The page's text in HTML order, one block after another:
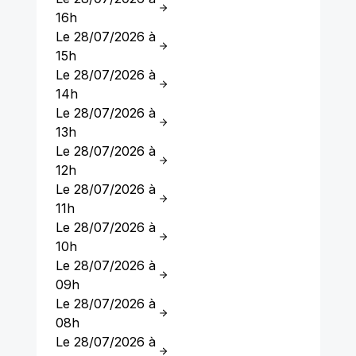
16h
Le 28/07/2026 à
15h
Le 28/07/2026 à
14h
Le 28/07/2026 à
13h
Le 28/07/2026 à
12h
Le 28/07/2026 à
11h
Le 28/07/2026 à
10h
Le 28/07/2026 à
09h
Le 28/07/2026 à
08h
Le 28/07/2026 à